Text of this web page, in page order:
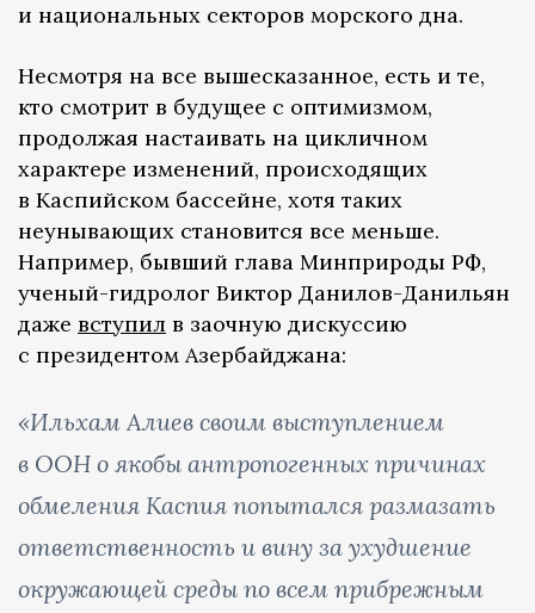
и национальных секторов морского дна.
Несмотря на все вышесказанное, есть и те,
кто смотрит в будущее с оптимизмом,
продолжая настаивать на цикличном
характере изменений, происходящих
в Каспийском бассейне, хотя таких
неунывающих становится все меньше.
Например, бывший глава Минприроды РФ,
ученый-гидролог Виктор Данилов-Данильян
даже вступил в заочную дискуссию
с президентом Азербайджана:
«Ильхам Алиев своим выступлением
в ООН о якобы антропогенных причинах
обмеления Каспия попытался размазать
ответственность и вину за ухудшение
окружающей среды по всем прибрежным